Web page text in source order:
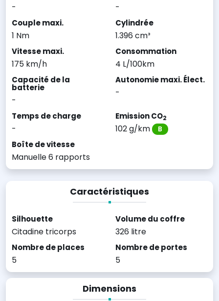
- -
Couple maxi.
1 Nm
Cylindrée
1.396 cm³
Vitesse maxi.
175 km/h
Consommation
4 L/100km
Capacité de la
batterie
-
Autonomie maxi. Élect.
-
Temps de charge
-
Emission CO2
102 g/km B
Boîte de vitesse
Manuelle 6 rapports
Caractéristiques
Silhouette
Citadine tricorps
Volume du coffre
326 litre
Nombre de places
5
Nombre de portes
5
Dimensions